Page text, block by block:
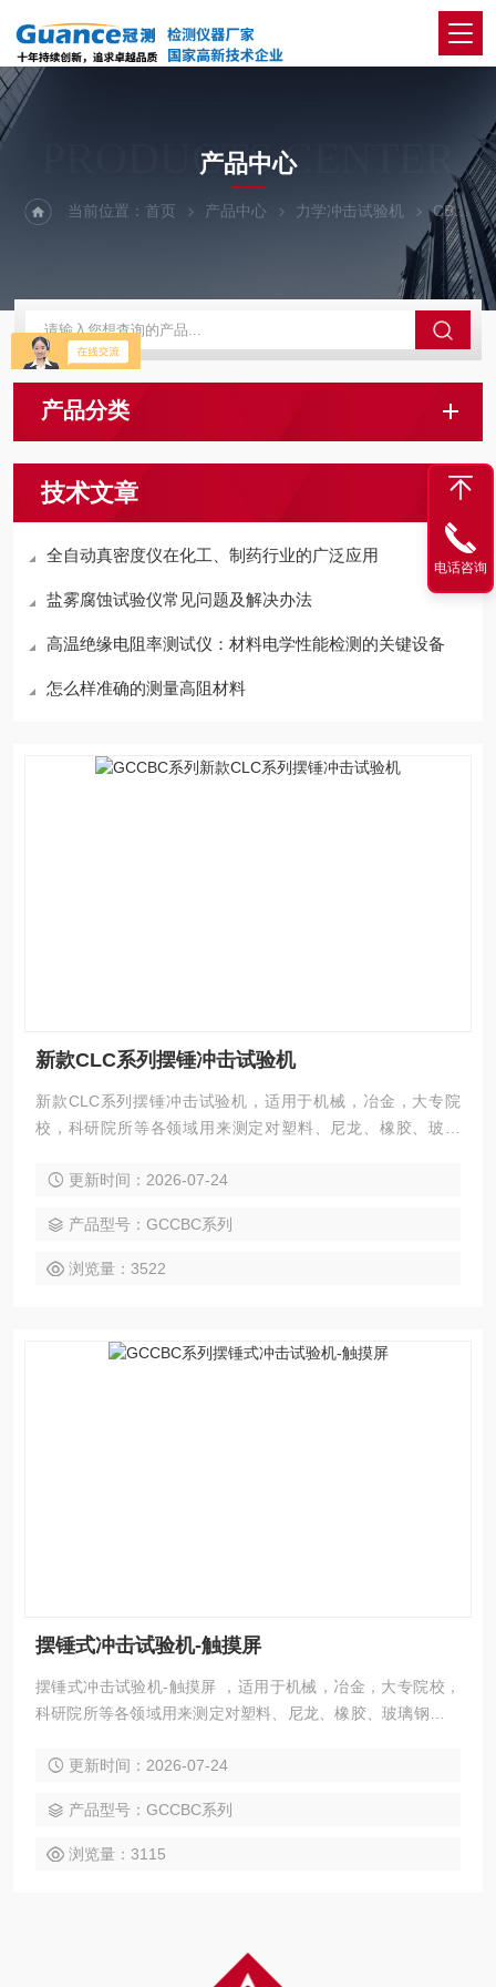
PRODUCTS CENTER
产品中心
当前位置：首页 产品中心 力学冲击试验机 CBC系列-摆锤式冲击试验机
产品分类
技术文章
全自动真密度仪在化工、制药行业的广泛应用
盐雾腐蚀试验仪常见问题及解决办法
高温绝缘电阻率测试仪：材料电学性能检测的关键设备
怎么样准确的测量高阻材料
新款CLC系列摆锤冲击试验机
新款CLC系列摆锤冲击试验机，适用于机械，冶金，大专院
校，科研院所等各领域用来测定对塑料、尼龙、橡胶、玻璃
和检验材料的抗冲击能力。
更新时间：2026-07-24
产品型号：GCCBC系列
浏览量：3522
摆锤式冲击试验机-触摸屏
摆锤式冲击试验机-触摸屏 ，适用于机械，冶金，大专院校，
科研院所等各领域用来测定对塑料、尼龙、橡胶、玻璃钢、复
材料的抗冲击能力。
更新时间：2026-07-24
产品型号：GCCBC系列
浏览量：3115
电话咨询